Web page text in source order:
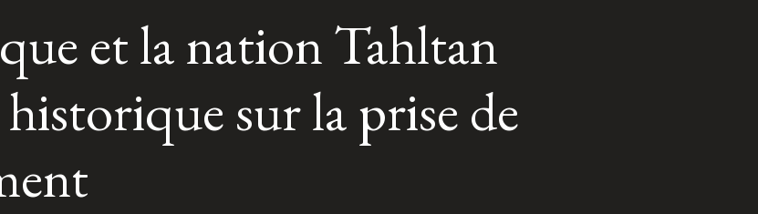
et la nation Tahltan
sur la prise de